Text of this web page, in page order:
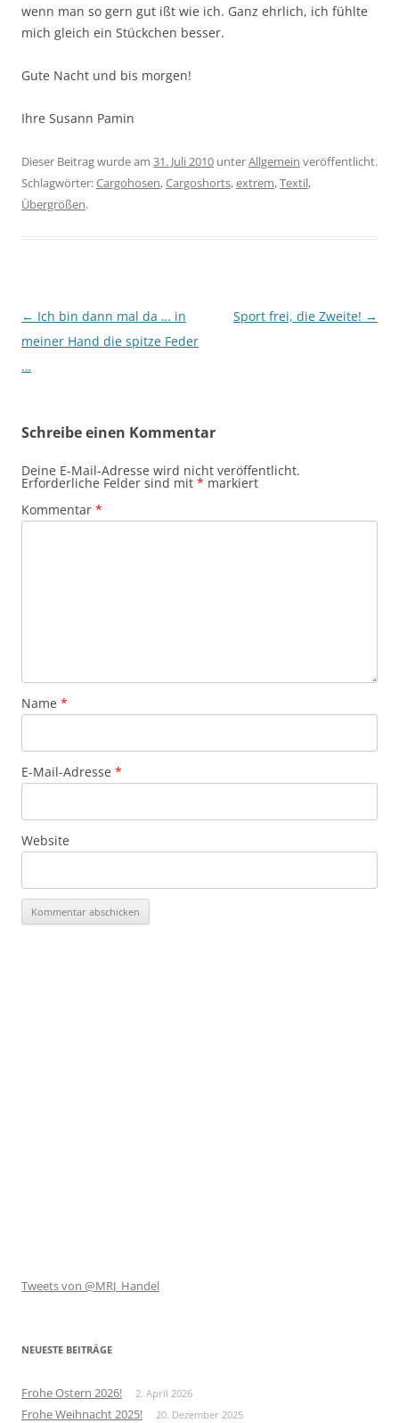
wenn man so gern gut ißt wie ich. Ganz ehrlich, ich fühlte
mich gleich ein Stückchen besser.
Gute Nacht und bis morgen!
Ihre Susann Pamin
Dieser Beitrag wurde am 31. Juli 2010 unterAllgemein veröffentlicht.
Schlagwörter:Cargohosen,Cargoshorts,extrem,Textil,
Übergrößen.
Beitragsnavigation
← Ich bin dann mal da … in
meiner Hand die spitze Feder
…
Sport frei, die Zweite! →
Schreibe einen Kommentar
Deine E-Mail-Adresse wird nicht veröffentlicht.
Erforderliche Felder sind mit * markiert
Kommentar *
Name *
E-Mail-Adresse *
Website
Tweets von @MRJ_Handel
NEUESTE BEITRÄGE
Frohe Ostern 2026! 2. April 2026
Frohe Weihnacht 2025! 20. Dezember 2025